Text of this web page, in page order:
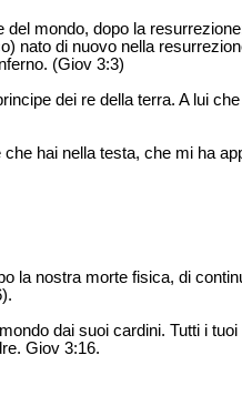
mondo, dopo la
nato di nuovo nella
(Giov 3:3)
dei re della terra. A lui
hai nella testa, che mi ha
la nostra morte fisica, di
dai suoi cardini. Tutti i
Giov 3:16.